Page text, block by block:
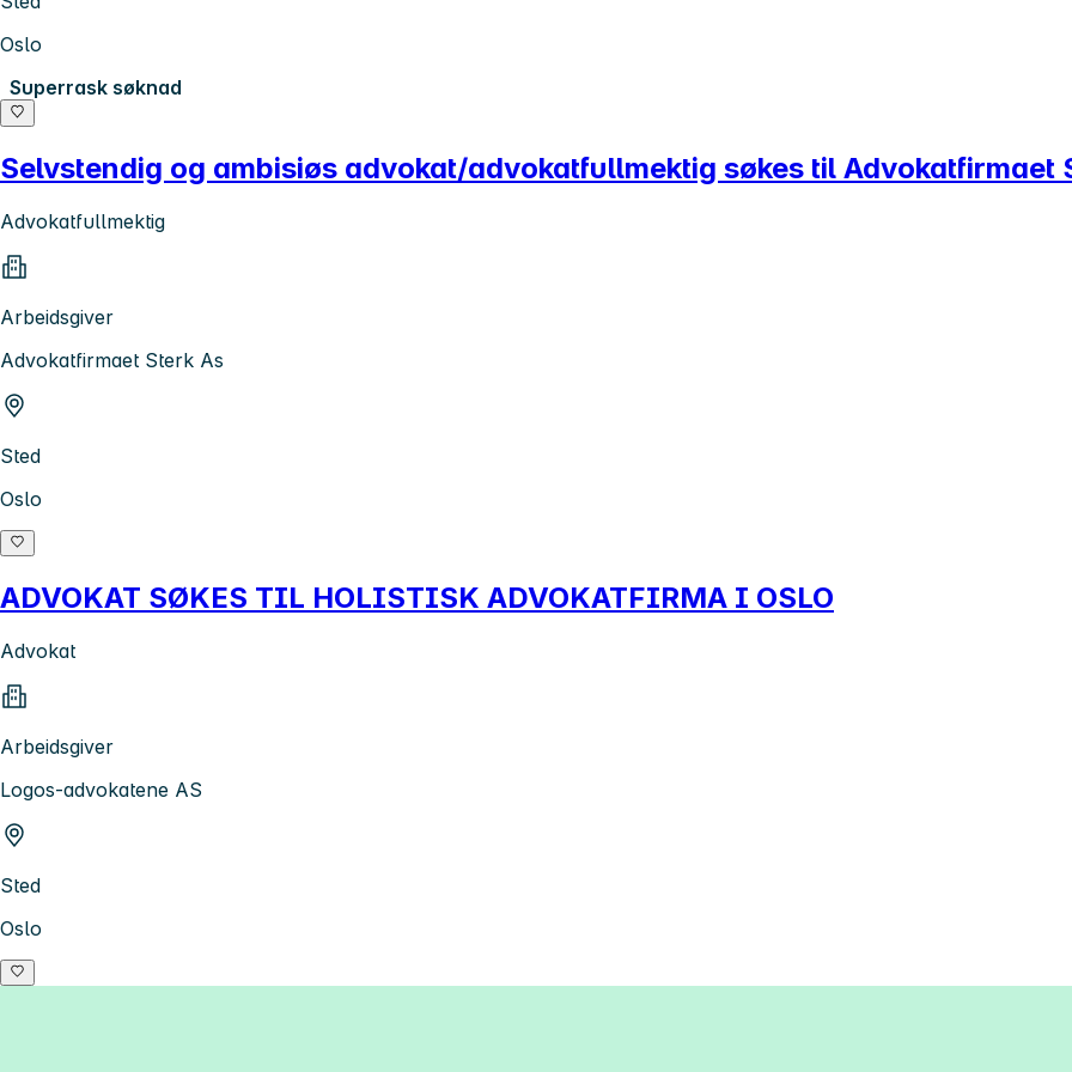
Oslo
Superrask søknad
Selvstendig og ambisiøs advokat/advokatfullmektig søkes til Advokatfirmaet
Advokatfullmektig
Arbeidsgiver
Advokatfirmaet Sterk As
Sted
Oslo
ADVOKAT SØKES TIL HOLISTISK ADVOKATFIRMA I OSLO
Advokat
Arbeidsgiver
Logos-advokatene AS
Sted
Oslo